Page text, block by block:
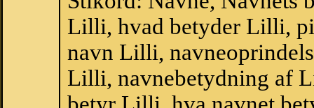
Lilli, hvad betyder Lilli,
navn Lilli,
Lilli, navnebetydning af